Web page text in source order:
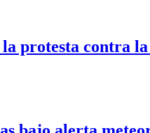
protesta contra